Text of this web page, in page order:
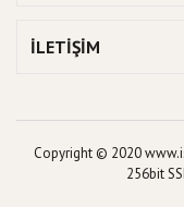
İLETİŞİM
Copyright © 2020
256bit